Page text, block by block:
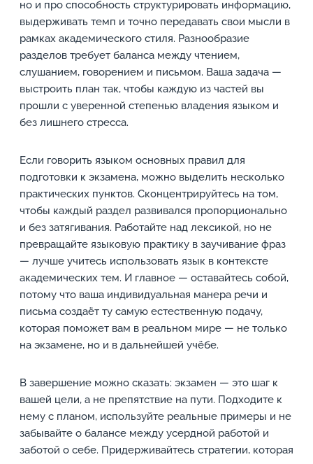
но и про способность структурировать информацию,
выдерживать темп и точно передавать свои мысли в
рамках академического стиля. Разнообразие
разделов требует баланса между чтением,
слушанием, говорением и письмом. Ваша задача —
выстроить план так, чтобы каждую из частей вы
прошли с уверенной степенью владения языком и
без лишнего стресса.
Если говорить языком основных правил для
подготовки к экзамена, можно выделить несколько
практических пунктов. Сконцентрируйтесь на том,
чтобы каждый раздел развивался пропорционально
и без затягивания. Работайте над лексикой, но не
превращайте языковую практику в заучивание фраз
— лучше учитесь использовать язык в контексте
академических тем. И главное — оставайтесь собой,
потому что ваша индивидуальная манера речи и
письма создаёт ту самую естественную подачу,
которая поможет вам в реальном мире — не только
на экзамене, но и в дальнейшей учёбе.
В завершение можно сказать: экзамен — это шаг к
вашей цели, а не препятствие на пути. Подходите к
нему с планом, используйте реальные примеры и не
забывайте о балансе между усердной работой и
заботой о себе. Придерживайтесь стратегии, которая